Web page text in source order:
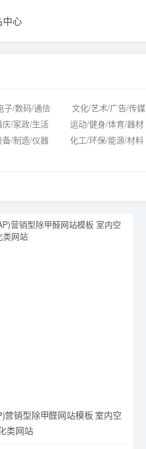
中心
子/数码/通信 文化/艺术/广告/传媒
/家政/生活 运动/健身/体育/器材
/制造/仪器 化工/环保/能源/材料
营销型除甲醛网站模板 室内空
类网站